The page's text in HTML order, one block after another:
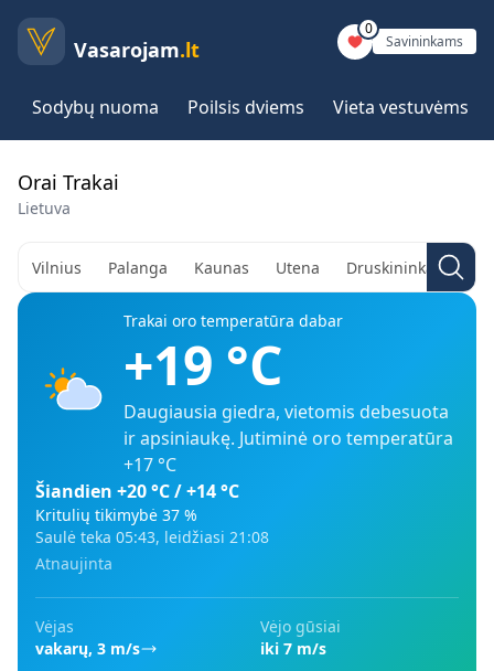
Vasarojam.lt
0
Savininkams
Sodybų nuoma Poilsis dviems Vieta vestuvėms
Orai Trakai
Lietuva
Vilnius Palanga Kaunas Utena Druskininkai
Trakai oro temperatūra dabar
+19 °C
Daugiausia giedra, vietomis debesuota
ir apsiniaukę. Jutiminė oro temperatūra
+17 °C
Šiandien +20°C /+14°C
Kritulių tikimybė 37 %
Saulė teka 05:43, leidžiasi 21:08
Atnaujinta
Vėjas
vakarų, 3 m/s
Vėjo gūsiai
iki 7 m/s